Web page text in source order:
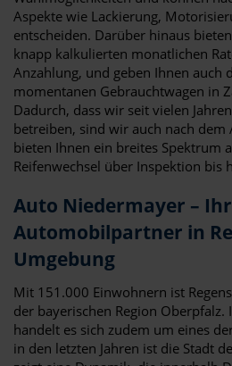
Aspekte wie Lackierung,
entscheiden. Darüber hinaus
knapp kalkulierten monatlichen
Anzahlung, und geben Ihnen auch
momentanen Gebrauchtwagen in
Dadurch, dass wir seit vielen
betreiben, sind wir auch nach dem
bieten Ihnen ein breites Spektrum
Reifenwechsel über Inspektion bis
Auto Niedermayer – Ihr
Automobilpartner in
Umgebung
Mit 151.000 Einwohnern ist
der bayerischen Region Oberpfalz.
handelt es sich zudem um eines
in den letzten Jahren ist die Stadt